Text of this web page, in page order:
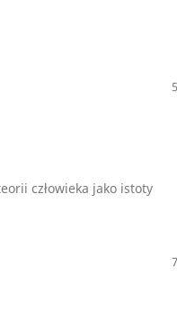
człowieka jako istoty